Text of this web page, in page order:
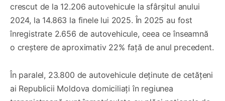
crescut de la 12.206 autovehicule la sfârșitul anului
2024, la 14.863 la finele lui 2025. În 2025 au fost
înregistrate 2.656 de autovehicule, ceea ce înseamnă
o creștere de aproximativ 22% față de anul precedent.
În paralel, 23.800 de autovehicule deținute de cetățeni
ai Republicii Moldova domiciliați în regiunea